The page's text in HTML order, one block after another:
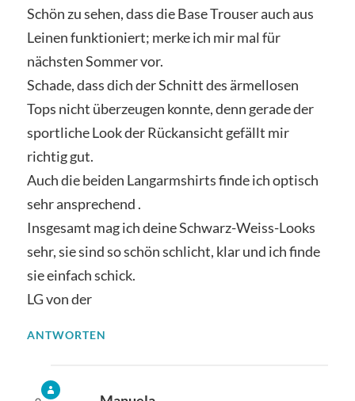
Schön zu sehen, dass die Base Trouser auch aus
Leinen funktioniert; merke ich mir mal für
nächsten Sommer vor.
Schade, dass dich der Schnitt des ärmellosen
Tops nicht überzeugen konnte, denn gerade der
sportliche Look der Rückansicht gefällt mir
richtig gut.
Auch die beiden Langarmshirts finde ich optisch
sehr ansprechend .
Insgesamt mag ich deine Schwarz-Weiss-Looks
sehr, sie sind so schön schlicht, klar und ich finde
sie einfach schick.
LG von der
ANTWORTEN